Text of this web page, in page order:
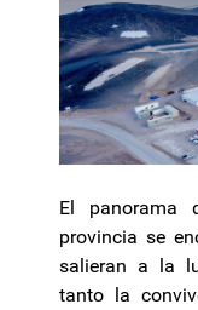
El panorama
provincia se
salieran a la
tanto la